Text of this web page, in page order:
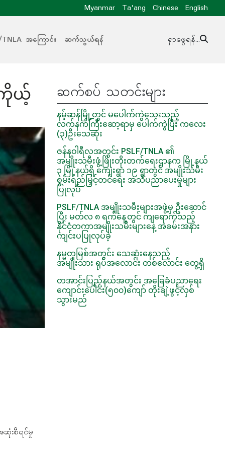
Myanmar Ta'ang Chinese English
TNLA အကြောင်း ဆက်သွယ်ရန် ရှာဖွေရန်...
ကိုယ့်
းစီရင်မှု
ဆက်စပ် သတင်းများ
နမ့်ဆန်မြို့တွင် မပေါက်ကွဲသေးသည့်
လက်နက်ကြီးဆော့ရာမှ ပေါက်ကွဲပြီး ကလေး
(၃)ဦးသေဆုံး
ဇန်နဝါရီလအတွင်း PSLF/TNLA ၏
အမျိုးသမီးဖွံ့ဖြိုးတိုးတက်ရေးဌာနက မြို့နယ်
၃ မြို့နယ်ရှိ ကျေးရွာ ၁၉ ရွာတွင် အမျိုးသမီး
စွမ်းရည်မြှင့်တင်ရေး အသိပညာပေးမှုများ
ပြုလုပ်
PSLF/TNLA အမျိုးသမီးများအဖွဲ့မှ ဦးဆောင်
ပြီး မတ်လ ၈ ရက်နေ့တွင် ကျရောက်သည့်
နိုင်ငံတကာအမျိုးသမီးများနေ့ အခမ်းအနား
ကျင်းပပြုလုပ်ခဲ့
နမ္မတူမြစ်အတွင်း သေဆုံးနေသည့်
အမျိုးသား ရုပ်အလောင်း တစ်လောင်း တွေ့ရှိ
တအာင်းပြည်နယ်အတွင်း အခြေခံပညာရေး
ကျောင်းပေါင်း(၅၀၀)ကျော် တိုးချဲ့ဖွင့်လှစ်
သွားမည်